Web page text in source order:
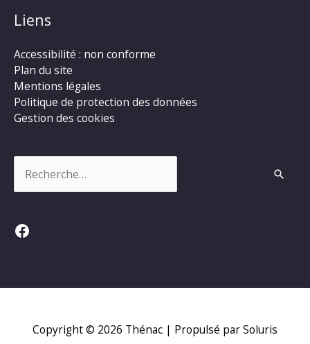
Liens
Accessibilité : non conforme
Plan du site
Mentions légales
Politique de protection des données
Gestion des cookies
Facebook
Copyright © 2026 Thénac | Propulsé par Soluris